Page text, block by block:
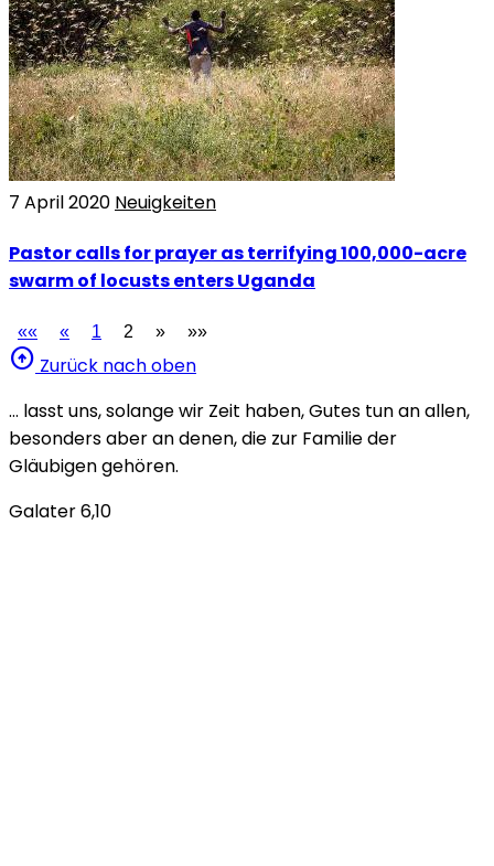
7 April 2020 Neuigkeiten
Pastor calls for prayer as terrifying 100,000-acre
swarm of locusts enters Uganda
«« « 1 2 » »»
arrow_circle_up Zurück nach oben
… lasst uns, solange wir Zeit haben, Gutes tun an allen,
besonders aber an denen, die zur Familie der
Gläubigen gehören.
Galater 6,10